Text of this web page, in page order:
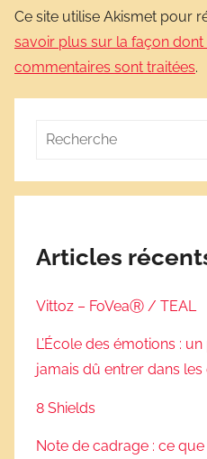
Ce site utilise Akismet pour
savoir plus sur la façon
commentaires sont traitées.
Rechercher
Articles
Vittoz – FoVeaⓇ / TEAL
L’École des émotions :
jamais dû entrer dans les
8 Shields
Note de cadrage : ce